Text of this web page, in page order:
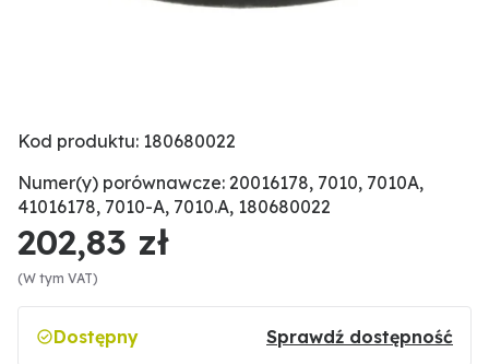
Kod produktu: 180680022
Numer(y) porównawcze: 20016178, 7010, 7010A,
41016178, 7010-A, 7010.A, 180680022
202,83 zł
(W tym VAT)
Dostępny Sprawdź dostępność